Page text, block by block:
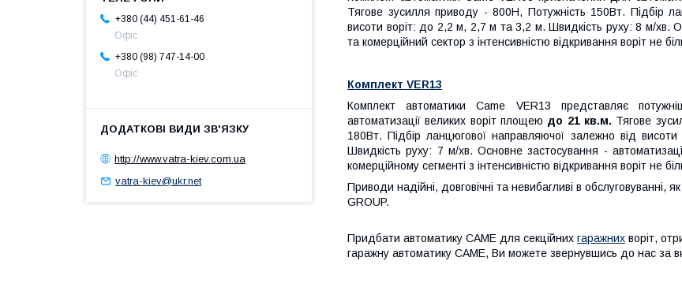
Тягове зусилля приводу - 800Н, Потужність 150Вт. Підбір
висоти воріт: до 2,2 м, 2,7 м та 3,2 м. Швидкість руху: 8 м/хв.
та комерційний сектор з інтенсивністю відкривання воріт не
Комплект VER13
Комплект автоматики Came VER13 представляє
автоматизації великих воріт площею до 21 кв.м. Тягове
180Вт. Підбір ланцюгової направляючої залежно від
Швидкість руху: 7 м/хв. Основне застосування -
комерційному сегменті з інтенсивністю відкривання воріт не
Приводи надійні, довговічні та невибагливі в обслуговуванні,
GROUP.
Придбати автоматику CAME для секційних гаражних воріт,
гаражну автоматику CAME, Ви можете звернувшись до нас за
+380 (44) 451-61-46
Офіс
+380 (98) 747-14-00
Офіс
http://www.vatra-kiev.com.ua
vatra-kiev@ukr.net